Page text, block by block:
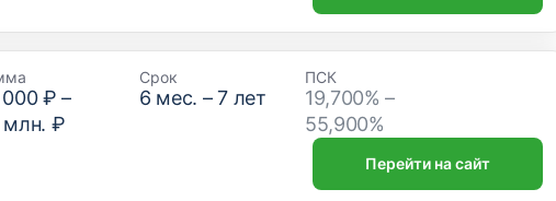
₽ –
млн. ₽
Срок
6 мес. –7лет
ПСК
19,700% –
55,900%
Перейти на сайт